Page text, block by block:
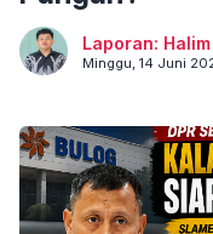
Laporan:
Minggu, 14 Juni